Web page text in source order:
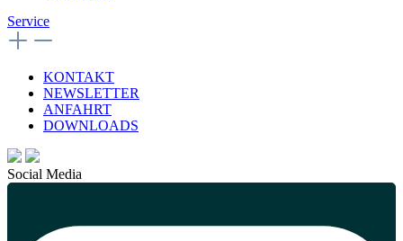
Service
KONTAKT
NEWSLETTER
ANFAHRT
DOWNLOADS
Social Media